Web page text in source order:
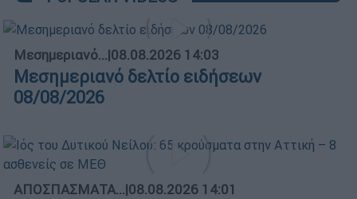
Μεσημεριανό...|08.08.2026 14:03
Μεσημεριανό δελτίο ειδήσεων
08/08/2026
ΑΠΟΣΠΑΣΜΑΤΑ...|08.08.2026 14:01